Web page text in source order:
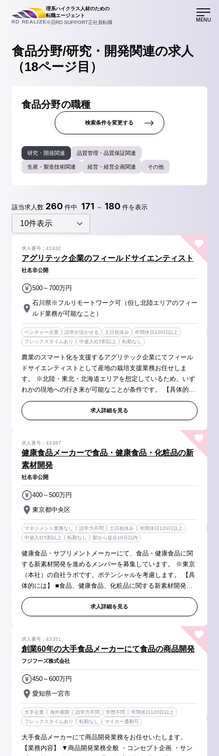
理系ハイクラス人材のための
転職エージェント
※旧RD SUPPORT正社員転職
MENU
食品分野/研究・開発関連の求人
（18ページ目）
食品分野の職種
検索条件を変更する
研究・開発関連 品質管理・品質保証関連
生産・製造技術関連 経営・経営企画関連 その他
該当求人数 260 件中 171 ～ 180 件を表示
アグリテック企業のフィールドサイエンティスト
求人番号：43432
社名非公開
石川県※フルリモートワーク可（但し北陸エリアのフィー
ルド業務が可能なこと）
500～700万円
ベンチャー企業 語学が活かせる 土日祝休み
年間休日120日以上
フレックスタイムあり
中途入社5割以上 転勤なし
農業のスマート化を支援するアグリテック企業にてフィール
ドサイエンティストとして産地の栽培支援業務お任せしま
す。 ※北陸・東北・北海道エリアを想定しているため、いず
れかの現地への行き来が可能なことが条件です。 【具体的に
は】 農業領域における産地の課題を科学的知見を用いて解決
していく、フィールドサ...求人詳細を見る
健康食品メーカーで食品・健康食品・化粧品の新
素材開発
求人番号：43387
社名非公開
東京都中央区
400～500万円
マネジメント業務なし 語学力不問 土日祝休み
年間休日120日以上
中途入社5割以上
転勤なし 駅から徒歩10分以内
健康食品・サプリメントメーカーにて、食品・健康食品に関
する新素材開発を進めるメンバーを募集しています。 ※東京
（本社）の自社ラボです。ポテンシャルを考慮します。 【具
体的には】 ■食品、健康食品、化粧品に関する新素材開発全
般 ・研究開発テーマ探索・立案 ・大学や研究機関との共同研
究並びに自社研究...
求人詳細を見る
創業60年の大手食品メーカーにて食品の商品開発
求人番号：43351
フジフーズ株式会社
愛知県一宮市
450～600万円
大手企業 海外展開 語学力不問 学歴不問
年間休日120日以上
フレックスタイムあり
転勤なし マイカー通勤可
大手食品メーカーにて商品開発業務をお任せいたします。
【業務内容】 ▼商品開発業務全般 ・コンセプト企画 ・サン